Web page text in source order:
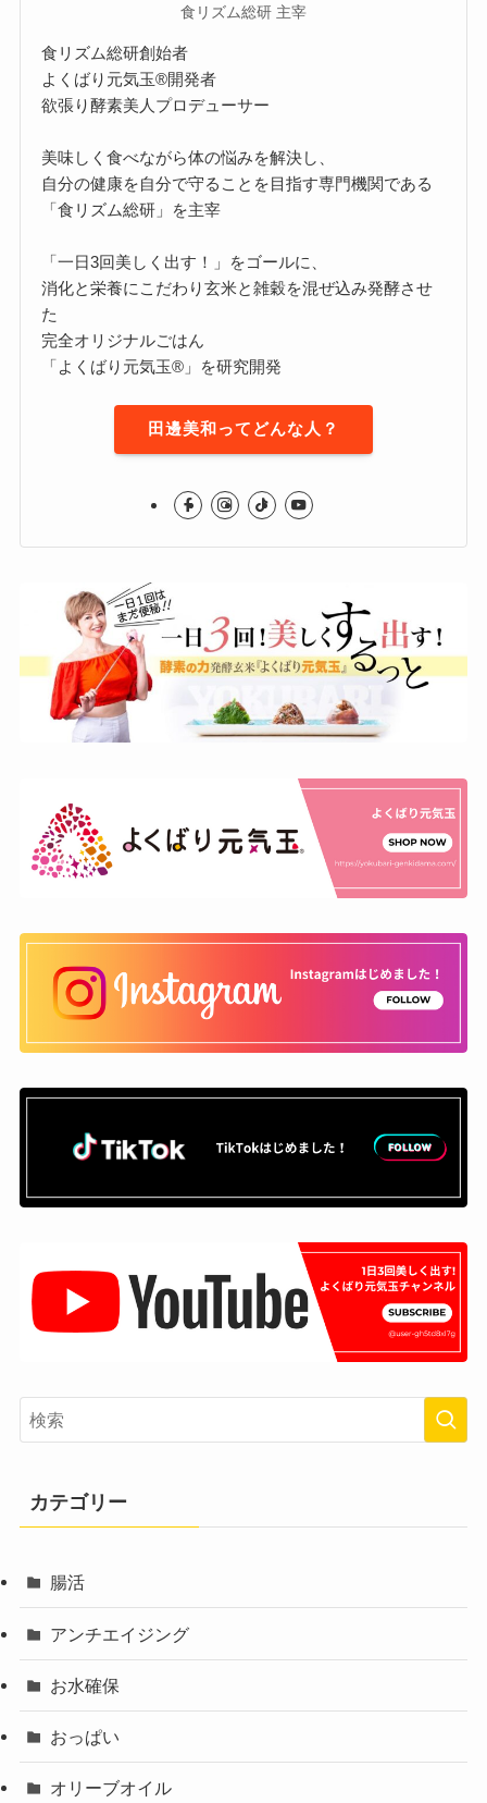
食リズム総研 主宰
食リズム総研創始者
よくばり元気玉®開発者
欲張り酵素美人プロデューサー
美味しく食べながら体の悩みを解決し、
自分の健康を自分で守ることを目指す専門機関である
「食リズム総研」を主宰
「一日3回美しく出す！」をゴールに、
消化と栄養にこだわり玄米と雑穀を混ぜ込み発酵させ
た
完全オリジナルごはん
「よくばり元気玉®」を研究開発
田邊美和ってどんな人？
カテゴリー
腸活
アンチエイジング
お水確保
おっぱい
オリーブオイル